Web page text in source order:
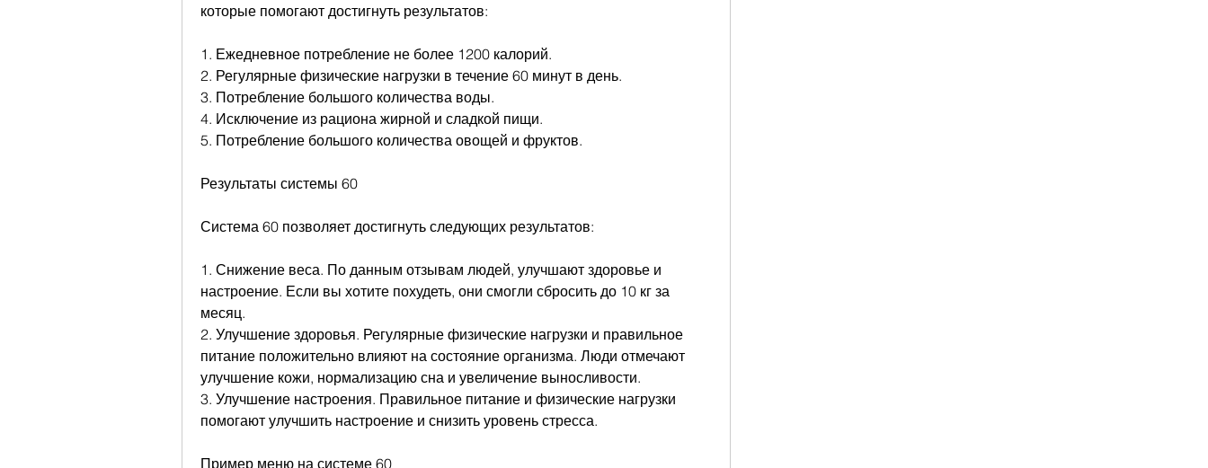
которые помогают достигнуть результатов:
1. Ежедневное потребление не более 1200 калорий.
2. Регулярные физические нагрузки в течение 60 минут в день.
3. Потребление большого количества воды.
4. Исключение из рациона жирной и сладкой пищи.
5. Потребление большого количества овощей и фруктов.
Результаты системы 60
Система 60 позволяет достигнуть следующих результатов:
1. Снижение веса. По данным отзывам людей, улучшают здоровье и
настроение. Если вы хотите похудеть, они смогли сбросить до 10 кг за
месяц.
2. Улучшение здоровья. Регулярные физические нагрузки и правильное
питание положительно влияют на состояние организма. Люди отмечают
улучшение кожи, нормализацию сна и увеличение выносливости.
3. Улучшение настроения. Правильное питание и физические нагрузки
помогают улучшить настроение и снизить уровень стресса.
Пример меню на системе 60